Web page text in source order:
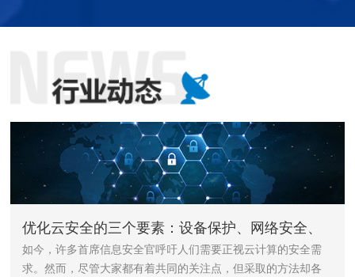
优化云安全的三个要素：设备保护、网络安全、
用户行为
如今，许多首席信息安全官呼吁人们需要正视云计算的安全需
求。然而，尽管大家都有着共同的关注点，但采取的方法却各